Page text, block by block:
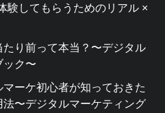
験してもらうためのリアル ×
り前って本当？〜デジタル
ック〜
ーケ初心者が知っておきた
〜デジタルマーケティング